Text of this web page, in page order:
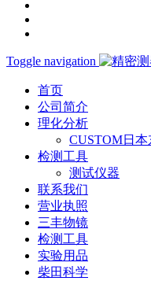
Toggle navigation
首页
公司简介
理化分析
CUSTOM日本
检测工具
测试仪器
联系我们
营业执照
三丰物镜
检测工具
实验用品
柴田科学